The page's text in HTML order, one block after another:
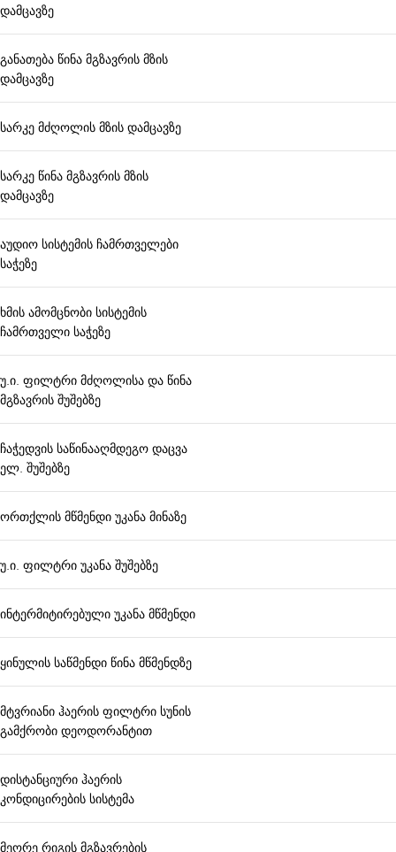
დამცავზე
განათება წინა მგზავრის მზის
დამცავზე
სარკე მძღოლის მზის დამცავზე
სარკე წინა მგზავრის მზის
დამცავზე
აუდიო სისტემის ჩამრთველები
საჭეზე
ხმის ამომცნობი სისტემის
ჩამრთველი საჭეზე
უ.ი. ფილტრი მძღოლისა და წინა
მგზავრის შუშებზე
ჩაჭედვის საწინააღმდეგო დაცვა
ელ. შუშებზე
ორთქლის მწმენდი უკანა მინაზე
უ.ი. ფილტრი უკანა შუშებზე
ინტერმიტირებული უკანა მწმენდი
ყინულის საწმენდი წინა მწმენდზე
მტვრიანი ჰაერის ფილტრი სუნის
გამქრობი დეოდორანტით
დისტანციური ჰაერის
კონდიცირების სისტემა
მეორე რიგის მგზავრების